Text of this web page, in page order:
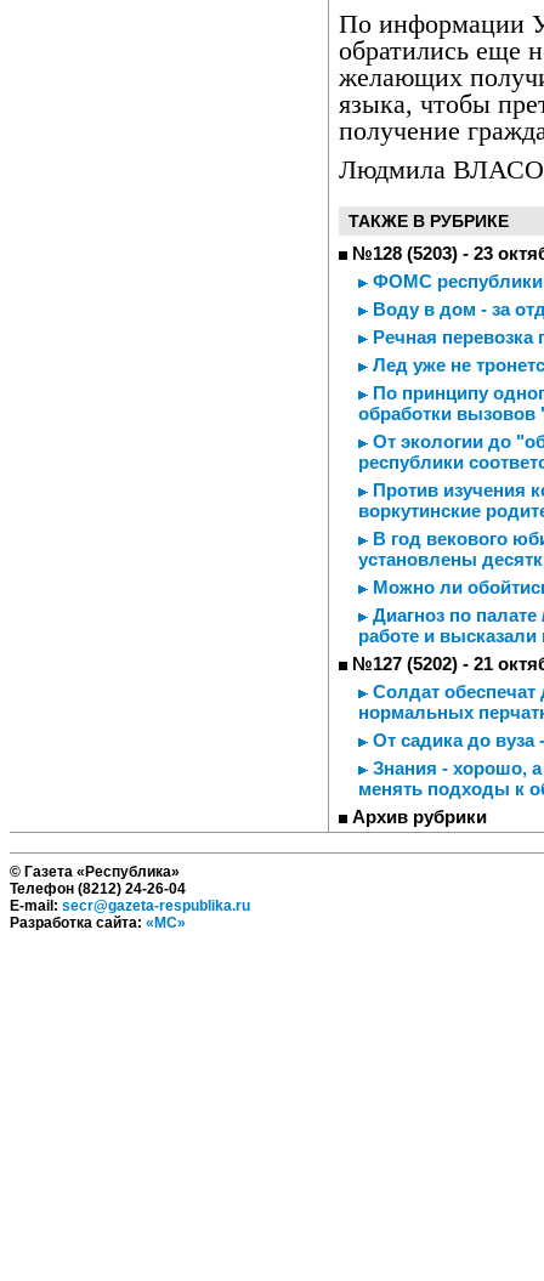
По информации
обратились еще
желающих
языка, чтобы
получение
Людмила
ТАКЖЕ В РУБРИКЕ
№128 (5203) - 23
ФОМС республики
Воду в дом - за
Речная перевозка
Лед уже не
По принципу
обработки
От экологии до
республики
Против изучения
воркутинские
В год векового
установлены
Можно ли
Диагноз по
работе и
№127 (5202) - 21
Солдат обеспечат
нормальных
От садика до вуза
Знания - хорошо,
менять подходы к
Архив рубрики
© Газета «Республика»
Телефон (8212) 24-26-04
E-mail: secr@gazeta-respublika.ru
Разработка сайта: «МС»